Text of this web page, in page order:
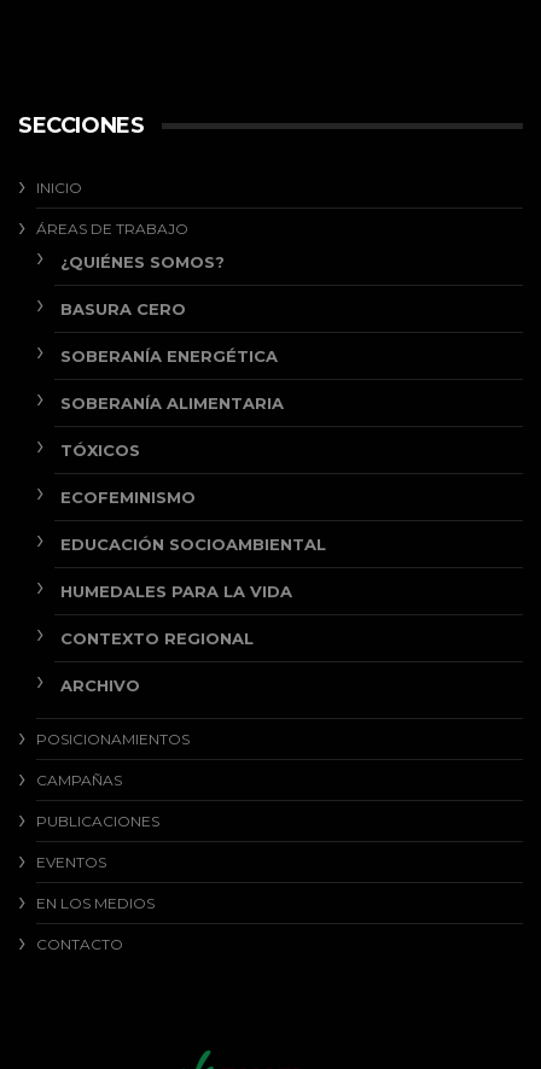
SECCIONES
INICIO
ÁREAS DE TRABAJO
¿QUIÉNES SOMOS?
BASURA CERO
SOBERANÍA ENERGÉTICA
SOBERANÍA ALIMENTARIA
TÓXICOS
ECOFEMINISMO
EDUCACIÓN SOCIOAMBIENTAL
HUMEDALES PARA LA VIDA
CONTEXTO REGIONAL
ARCHIVO
POSICIONAMIENTOS
CAMPAÑAS
PUBLICACIONES
EVENTOS
EN LOS MEDIOS
CONTACTO